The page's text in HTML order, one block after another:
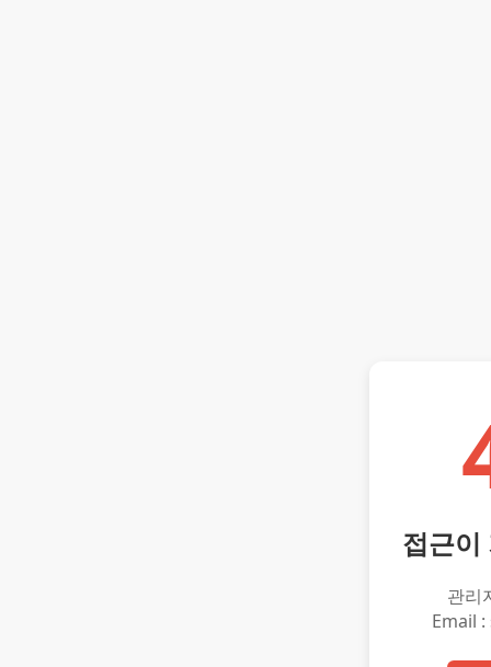
접근이
관리
Email